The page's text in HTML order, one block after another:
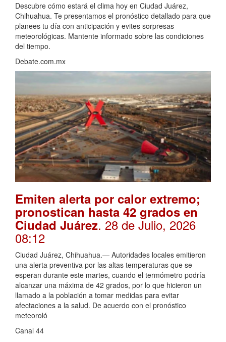
Descubre cómo estará el clima hoy en Ciudad Juárez,
Chihuahua. Te presentamos el pronóstico detallado para que
planees tu día con anticipación y evites sorpresas
meteorológicas. Mantente informado sobre las condiciones
del tiempo.
Debate.com.mx
Emiten alerta por calor extremo;
pronostican hasta 42 grados en
Ciudad Juárez. 28 de Julio, 2026
08:12
Ciudad Juárez, Chihuahua.— Autoridades locales emitieron
una alerta preventiva por las altas temperaturas que se
esperan durante este martes, cuando el termómetro podría
alcanzar una máxima de 42 grados, por lo que hicieron un
llamado a la población a tomar medidas para evitar
afectaciones a la salud. De acuerdo con el pronóstico
meteoroló
Canal 44